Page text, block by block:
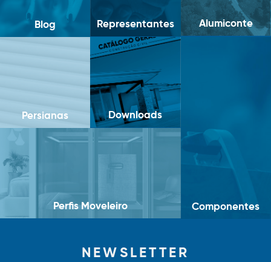
Alumiconte
Blog Representantes
Componentes
Persianas Downloads
Perfis Moveleiro
NEWSLETTER